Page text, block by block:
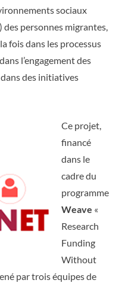
sociaux
personnes migrantes,
fois dans les processus
l’engagement des
dans des initiatives
Ce projet,
financé
dans le
cadre du
programme
Weave «
Research
Funding
Without
par trois équipes de